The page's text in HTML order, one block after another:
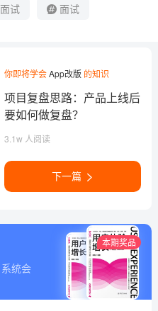
试 面试
你即将学会App改版 的知识
项目复盘思路：产品上线后
要如何做复盘？
3.1w 人阅读
下一篇
统会
本期奖品